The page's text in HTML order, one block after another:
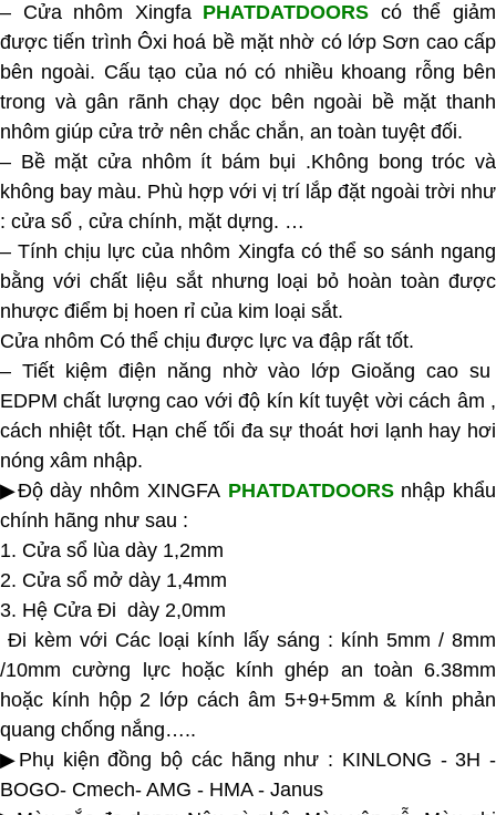
– Cửa nhôm Xingfa PHATDATDOORS có thể giảm
được tiến trình Ôxi hoá bề mặt nhờ có lớp Sơn cao cấp
bên ngoài. Cấu tạo của nó có nhiều khoang rỗng bên
trong và gân rãnh chạy dọc bên ngoài bề mặt thanh
nhôm giúp cửa trở nên chắc chắn, an toàn tuyệt đối.
– Bề mặt cửa nhôm ít bám bụi .Không bong tróc và
không bay màu. Phù hợp với vị trí lắp đặt ngoài trời như
: cửa sổ , cửa chính, mặt dựng. …
– Tính chịu lực của nhôm Xingfa có thể so sánh ngang
bằng với chất liệu sắt nhưng loại bỏ hoàn toàn được
nhược điểm bị hoen rỉ của kim loại sắt.
Cửa nhôm Có thể chịu được lực va đập rất tốt.
– Tiết kiệm điện năng nhờ vào lớp Gioăng cao su
EDPM chất lượng cao với độ kín kít tuyệt vời cách âm ,
cách nhiệt tốt. Hạn chế tối đa sự thoát hơi lạnh hay hơi
nóng xâm nhập.
▶Độ dày nhôm XINGFA PHATDATDOORSnhập khẩu
chính hãng như sau :
1. Cửa sổ lùa dày 1,2mm
2. Cửa sổ mở dày 1,4mm
3. Hệ Cửa Đi dày 2,0mm
Đi kèm với Các loại kính lấy sáng : kính 5mm / 8mm
/10mm cường lực hoặc kính ghép an toàn 6.38mm
hoặc kính hộp 2 lớp cách âm 5+9+5mm & kính phản
quang chống nắng…..
▶Phụ kiện đồng bộ các hãng như : KINLONG - 3H -
BOGO- Cmech- AMG - HMA - Janus